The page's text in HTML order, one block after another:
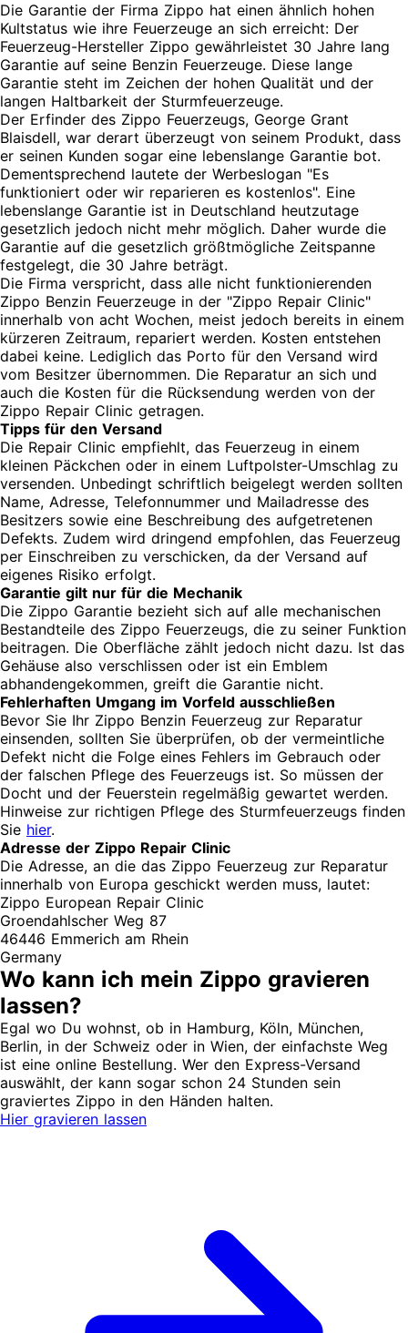
Die Garantie der Firma Zippo hat einen ähnlich hohen
Kultstatus wie ihre Feuerzeuge an sich erreicht: Der
Feuerzeug-Hersteller Zippo gewährleistet 30 Jahre lang
Garantie auf seine Benzin Feuerzeuge. Diese lange
Garantie steht im Zeichen der hohen Qualität und der
langen Haltbarkeit der Sturmfeuerzeuge.
Der Erfinder des Zippo Feuerzeugs, George Grant
Blaisdell, war derart überzeugt von seinem Produkt, dass
er seinen Kunden sogar eine lebenslange Garantie bot.
Dementsprechend lautete der Werbeslogan "Es
funktioniert oder wir reparieren es kostenlos". Eine
lebenslange Garantie ist in Deutschland heutzutage
gesetzlich jedoch nicht mehr möglich. Daher wurde die
Garantie auf die gesetzlich größtmögliche Zeitspanne
festgelegt, die 30 Jahre beträgt.
Die Firma verspricht, dass alle nicht funktionierenden
Zippo Benzin Feuerzeuge in der "Zippo Repair Clinic"
innerhalb von acht Wochen, meist jedoch bereits in einem
kürzeren Zeitraum, repariert werden. Kosten entstehen
dabei keine. Lediglich das Porto für den Versand wird
vom Besitzer übernommen. Die Reparatur an sich und
auch die Kosten für die Rücksendung werden von der
Zippo Repair Clinic getragen.
Tipps für den Versand
Die Repair Clinic empfiehlt, das Feuerzeug in einem
kleinen Päckchen oder in einem Luftpolster-Umschlag zu
versenden. Unbedingt schriftlich beigelegt werden sollten
Name, Adresse, Telefonnummer und Mailadresse des
Besitzers sowie eine Beschreibung des aufgetretenen
Defekts. Zudem wird dringend empfohlen, das Feuerzeug
per Einschreiben zu verschicken, da der Versand auf
eigenes Risiko erfolgt.
Garantie gilt nur für die Mechanik
Die Zippo Garantie bezieht sich auf alle mechanischen
Bestandteile des Zippo Feuerzeugs, die zu seiner Funktion
beitragen. Die Oberfläche zählt jedoch nicht dazu. Ist das
Gehäuse also verschlissen oder ist ein Emblem
abhandengekommen, greift die Garantie nicht.
Fehlerhaften Umgang im Vorfeld ausschließen
Bevor Sie Ihr Zippo Benzin Feuerzeug zur Reparatur
einsenden, sollten Sie überprüfen, ob der vermeintliche
Defekt nicht die Folge eines Fehlers im Gebrauch oder
der falschen Pflege des Feuerzeugs ist. So müssen der
Docht und der Feuerstein regelmäßig gewartet werden.
Hinweise zur richtigen Pflege des Sturmfeuerzeugs finden
Sie hier.
Adresse der Zippo Repair Clinic
Die Adresse, an die das Zippo Feuerzeug zur Reparatur
innerhalb von Europa geschickt werden muss, lautet:
Zippo European Repair Clinic
Groendahlscher Weg 87
46446 Emmerich am Rhein
Germany
Wo kann ich mein Zippo gravieren
lassen?
Egal wo Du wohnst, ob in Hamburg, Köln, München,
Berlin, in der Schweiz oder in Wien, der einfachste Weg
ist eine online Bestellung. Wer den Express-Versand
auswählt, der kann sogar schon 24 Stunden sein
graviertes Zippo in den Händen halten.
Hier gravieren lassen